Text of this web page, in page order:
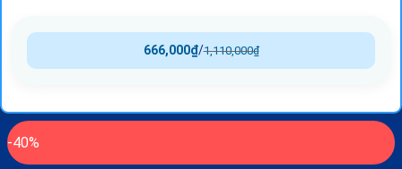
1,110,000₫
/
666,000₫
-40%